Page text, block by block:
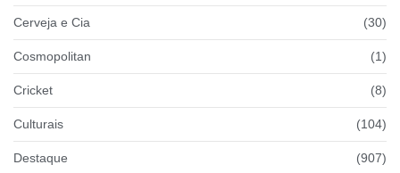
Cerveja e Cia (30)
Cosmopolitan (1)
Cricket (8)
Culturais (104)
Destaque (907)